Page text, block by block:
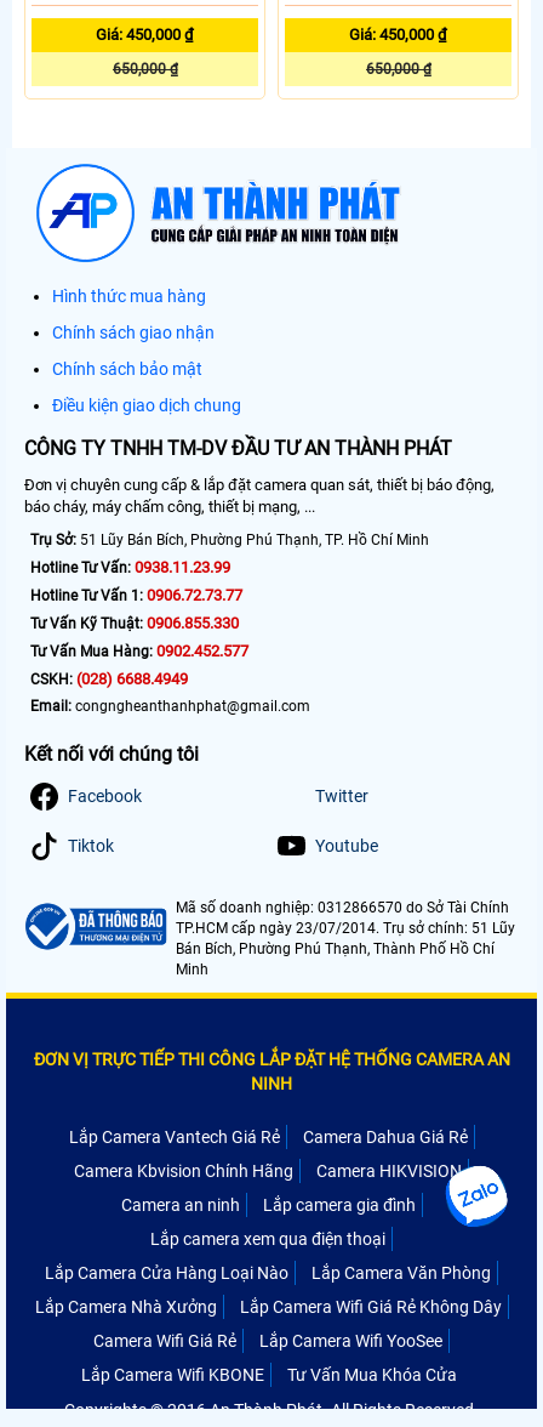
Giá: 450,000 ₫
650,000 ₫
Giá: 450,000 ₫
650,000 ₫
Hình thức mua hàng
Chính sách giao nhận
Chính sách bảo mật
Điều kiện giao dịch chung
CÔNG TY TNHH TM-DV ĐẦU TƯ AN THÀNH PHÁT
Đơn vị chuyên cung cấp & lắp đặt camera quan sát, thiết bị báo động,
báo cháy, máy chấm công, thiết bị mạng, ...
Trụ Sở: 51 Lũy Bán Bích, Phường Phú Thạnh, TP. Hồ Chí Minh
Hotline Tư Vấn: 0938.11.23.99
Hotline Tư Vấn 1: 0906.72.73.77
Tư Vấn Kỹ Thuật: 0906.855.330
Tư Vấn Mua Hàng: 0902.452.577
CSKH: (028) 6688.4949
Email: congngheanthanhphat@gmail.com
Kết nối với chúng tôi
Facebook Twitter
Tiktok Youtube
Mã số doanh nghiệp: 0312866570 do Sở Tài Chính
TP.HCM cấp ngày 23/07/2014. Trụ sở chính: 51 Lũy
Bán Bích, Phường Phú Thạnh, Thành Phố Hồ Chí
Minh
ĐƠN VỊ TRỰC TIẾP THI CÔNG LẮP ĐẶT HỆ THỐNG CAMERA AN
NINH
Lắp Camera Vantech Giá Rẻ
Camera Dahua Giá Rẻ
Camera Kbvision Chính Hãng
Camera HIKVISION
Camera an ninh
Lắp camera gia đình
Lắp camera xem qua điện thoại
Lắp Camera Cửa Hàng Loại Nào
Lắp Camera Văn Phòng
Lắp Camera Nhà Xưởng
Lắp Camera Wifi Giá Rẻ Không Dây
Camera Wifi Giá Rẻ
Lắp Camera Wifi YooSee
Lắp Camera Wifi KBONE
Tư Vấn Mua Khóa Cửa
Copyrights © 2016 An Thành Phát. All Rights Reserved.